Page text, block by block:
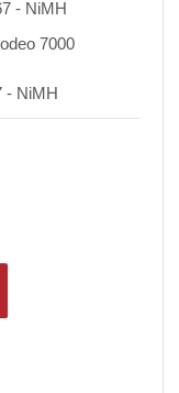
7000
- NiMH